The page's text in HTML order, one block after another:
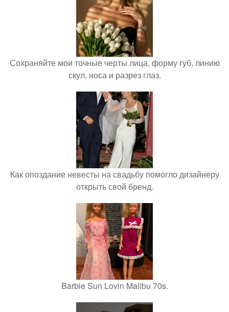
Сохраняйте мои точные черты лица, форму губ, линию
скул, носа и разрез глаз.
Как опоздание невесты на свадьбу помогло дизайнеру
открыть свой бренд.
Barbie Sun Lovin Malibu 70s.